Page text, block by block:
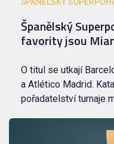
Španělský
favority jsou
O titul se utkají
a Atlético Madrid.
pořadatelství turnaje